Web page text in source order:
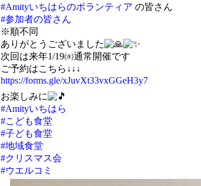
#Amityいちはらのボランティア の皆さん
#参加者の皆さん
※順不同
ありがとうございました
次回は来年1/19㈬通常開催です
ご予約はこちら↓↓↓
https://forms.gle/xJuvXt33vxGGeH3y7
お楽しみに
#Amityいちはら
#こども食堂
#子ども食堂
#地域食堂
#クリスマス会
#ウエルコミ